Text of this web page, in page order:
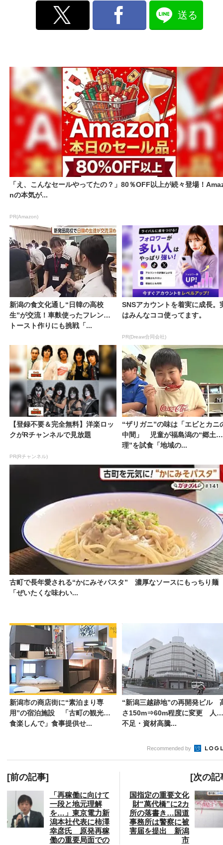
送る
「え、こんなセールやってたの？」80％OFF以上が続々登場！
nの本気が...
PR(Amazon)
新潟の食文化通し“日韓の高校
生”が交流！車麩使ったフレンチ
トースト作りにも挑戦「...
SNSアカウントを着実に成長。
はみんなココ使ってます。
PR(Dreaw合同会社)
【登録不要＆完全無料】洋楽ロッ
クがRチャンネルで見放題
PR(Rチャンネル)
“ザリガニ”の味は「エビとカニ
中間」 児童が福島潟の“郷土料
理”を試食「地域の...
古町で長年愛される“かにみそパスタ” 濃厚なソースにもっちり麺
「ぜいたくな味わい...
新潟市の商店街に“素泊まり専
用”の宿泊施設 「古町の観光や
食楽しんで」食事提供せ...
“新潟三越跡地”の再開発ビル
さ150m⇒60m程度に変更 人手
不足・資材高騰...
Recommended by
[前の記事]
「再稼働に向けて
一段と地元理解
を…」東京電力新
潟本社代表に柿澤
幸彦氏 原発再稼
働の重要局面での
[次の記
国指定の重要文化
財“萬代橋”に2カ
所の落書き…国道
事務所は警察に被
害届を提出 新潟
市